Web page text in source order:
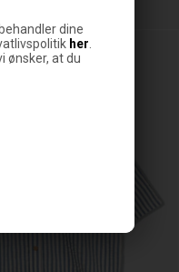
dine
her
ønsker, at du